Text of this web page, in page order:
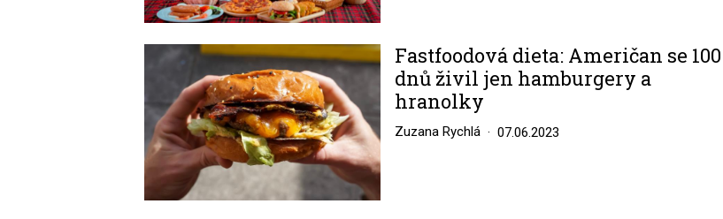
Image
Fastfoodová dieta: Američan se 100
dnů živil jen hamburgery a
hranolky
Zuzana Rychlá 07.06.2023